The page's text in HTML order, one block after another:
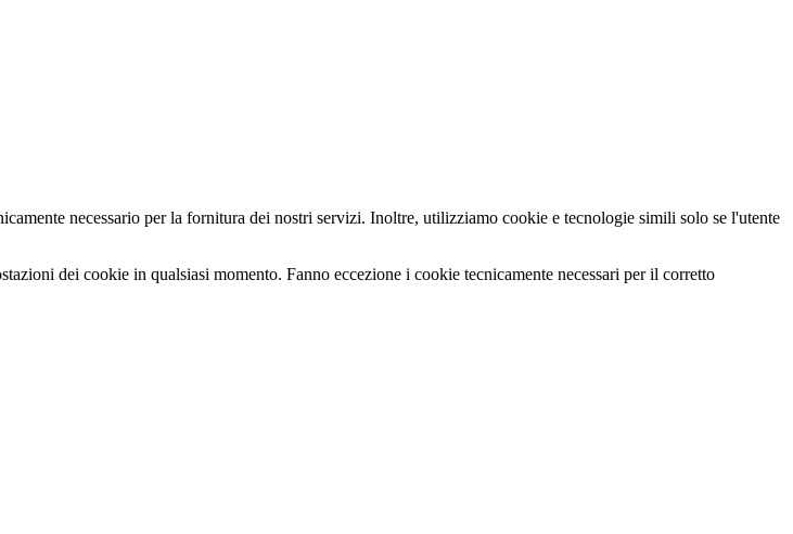
necessario per la fornitura dei nostri servizi. Inoltre, utilizziamo cookie e tecnologie simili solo se l'utente
dei cookie in qualsiasi momento. Fanno eccezione i cookie tecnicamente necessari per il corretto